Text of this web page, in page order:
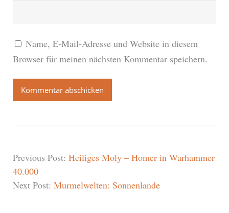
Name, E-Mail-Adresse und Website in diesem
Browser für meinen nächsten Kommentar speichern.
Previous Post: Heiliges Moly – Homer in Warhammer
40.000
Next Post: Murmelwelten: Sonnenlande